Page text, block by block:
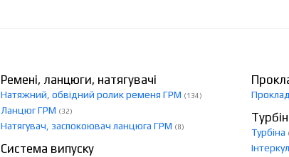
Ремені, ланцюги, натягувачі
Натяжний, обвідний ролик ременя ГРМ (134)
Ланцюг ГРМ (32)
Натягувач, заспокоювач ланцюга ГРМ (8) Турбіна
Система випуску